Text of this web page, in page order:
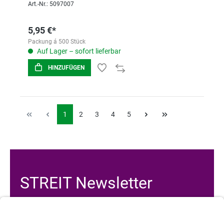
Art.-Nr.: 5097007
5,95 €*
Packung á 500 Stück
Auf Lager – sofort lieferbar
HINZUFÜGEN
1 2 3 4 5
STREIT Newsletter